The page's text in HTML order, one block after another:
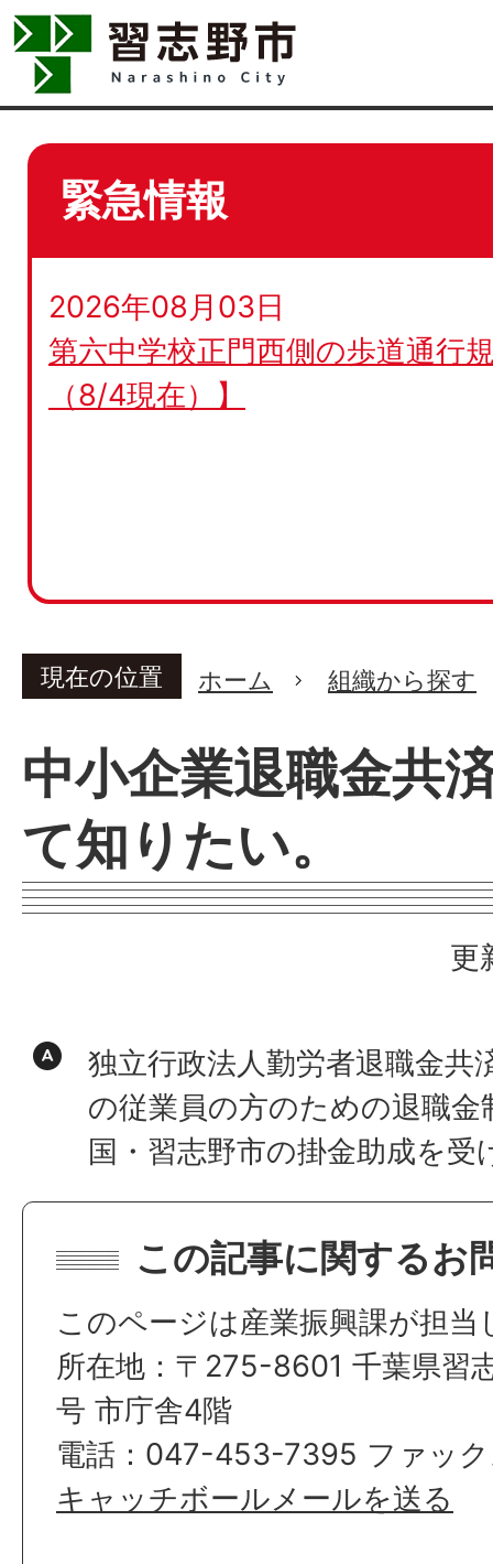
緊急情報
2026年08月03日
第六中学校正門西側の歩道通行
（8/4現在）】
現在の位置 ホーム 組織から探す
中小企業退職金共
て知りたい。
更
独立行政法人勤労者退職金共
の従業員の方のための退職金
国・習志野市の掛金助成を
この記事に関するお
このページは産業振興課が担当
所在地：〒275-8601 千葉県習
号 市庁舎4階
電話：047-453-7395 ファッ
キャッチボールメールを送る